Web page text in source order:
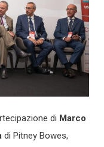
di Marco
di Pitney Bowes,